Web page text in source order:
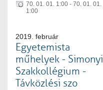
70. 01. 01. 1:00 - 70. 01. 01.
1:00
2019. február
Egyetemista
műhelyek - Simonyi
Szakkollégium -
Távközlési szo